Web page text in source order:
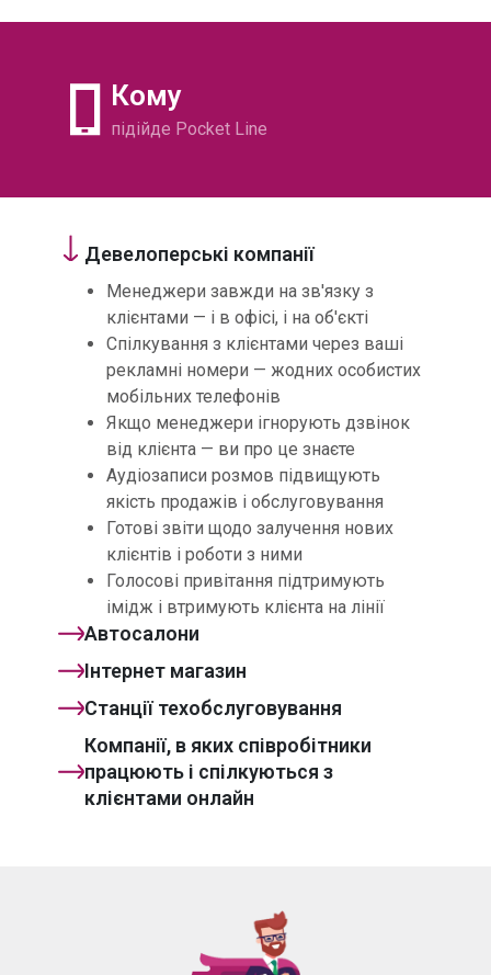
Кому
підійде Pocket Line
Девелоперські компанії
Менеджери завжди на зв'язку з
клієнтами — і в офісі, і на об'єкті
Спілкування з клієнтами через ваші
рекламні номери — жодних особистих
мобільних телефонів
Якщо менеджери ігнорують дзвінок
від клієнта — ви про це знаєте
Аудіозаписи розмов підвищують
якість продажів і обслуговування
Готові звіти щодо залучення нових
клієнтів і роботи з ними
Голосові привітання підтримують
імідж і втримують клієнта на лінії
Автосалони
Інтернет магазин
Станції техобслуговування
Компанії, в яких співробітники
працюють і спілкуються з
клієнтами онлайн